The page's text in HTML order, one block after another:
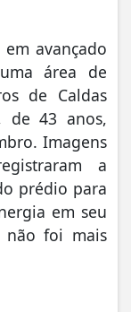
avançado
área de
de Caldas
de 43 anos,
Imagens
a
prédio para
em seu
não foi mais